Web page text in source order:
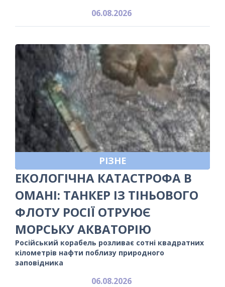
06.08.2026
РІЗНЕ
ЕКОЛОГІЧНА КАТАСТРОФА В
ОМАНІ: ТАНКЕР ІЗ ТІНЬОВОГО
ФЛОТУ РОСІЇ ОТРУЮЄ
МОРСЬКУ АКВАТОРІЮ
Російський корабель розливає сотні квадратних
кілометрів нафти поблизу природного
заповідника
06.08.2026